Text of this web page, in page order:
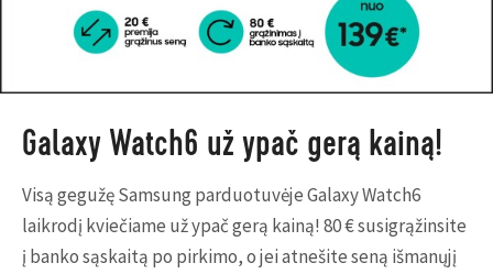
Galaxy Watch6 už ypač gerą kainą!
Visą gegužę Samsung parduotuvėje Galaxy Watch6
laikrodį kviečiame už ypač gerą kainą! 80 € susigrąžinsite
į banko sąskaitą po pirkimo, o jei atnešite seną išmanųjį